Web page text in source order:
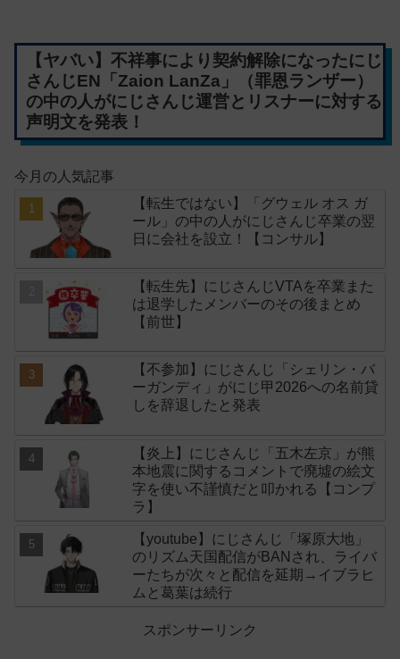
【ヤバい】不祥事により契約解除になったにじ
さんじEN「Zaion LanZa」（罪恩ランザー）
の中の人がにじさんじ運営とリスナーに対する
声明文を発表！
今月の人気記事
【転生ではない】「グウェル オス ガ
ール」の中の人がにじさんじ卒業の翌
日に会社を設立！【コンサル】
【転生先】にじさんじVTAを卒業また
は退学したメンバーのその後まとめ
【前世】
【不参加】にじさんじ「シェリン・バ
ーガンディ」がにじ甲2026への名前貸
しを辞退したと発表
【炎上】にじさんじ「五木左京」が熊
本地震に関するコメントで廃墟の絵文
字を使い不謹慎だと叩かれる【コンプ
ラ】
【youtube】にじさんじ「塚原大地」
のリズム天国配信がBANされ、ライバ
ーたちが次々と配信を延期→イブラヒ
ムと葛葉は続行
スポンサーリンク